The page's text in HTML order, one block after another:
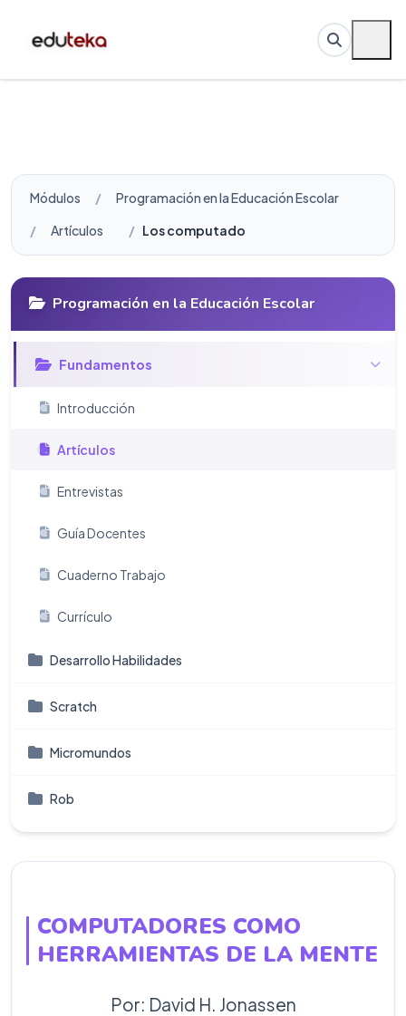
Módulos
Programación en la Educación Escolar
Artículos
Los computadores como herramienta
Programación en la Educación Escolar
Fundamentos
Introducción
Artículos
Entrevistas
Guía Docentes
Cuaderno Trabajo
Currículo
Desarrollo Habilidades
Scratch
Micromundos
Rob
COMPUTADORES COMO
HERRAMIENTAS DE LA MENTE
Por: David H. Jonassen